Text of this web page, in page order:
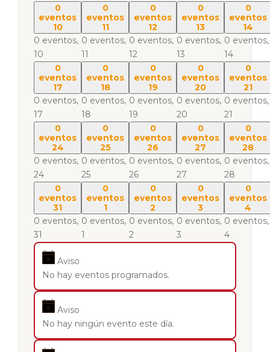
0
eventos
10
0 eventos,
10
0
eventos
11
0 eventos,
11
0
eventos
12
0 eventos,
12
0
eventos
13
0 eventos,
13
0
eventos
14
0 eventos,
14
0
eventos
17
0 eventos,
17
0
eventos
18
0 eventos,
18
0
eventos
19
0 eventos,
19
0
eventos
20
0 eventos,
20
0
eventos
21
0 eventos,
21
0
eventos
24
0 eventos,
24
0
eventos
25
0 eventos,
25
0
eventos
26
0 eventos,
26
0
eventos
27
0 eventos,
27
0
eventos
28
0 eventos,
28
0
eventos
31
0 eventos,
31
0
eventos
1
0 eventos,
1
0
eventos
2
0 eventos,
2
0
eventos
3
0 eventos,
3
0
eventos
4
0 eventos,
4
Aviso
No hay eventos programados.
Aviso
No hay ningún evento este día.